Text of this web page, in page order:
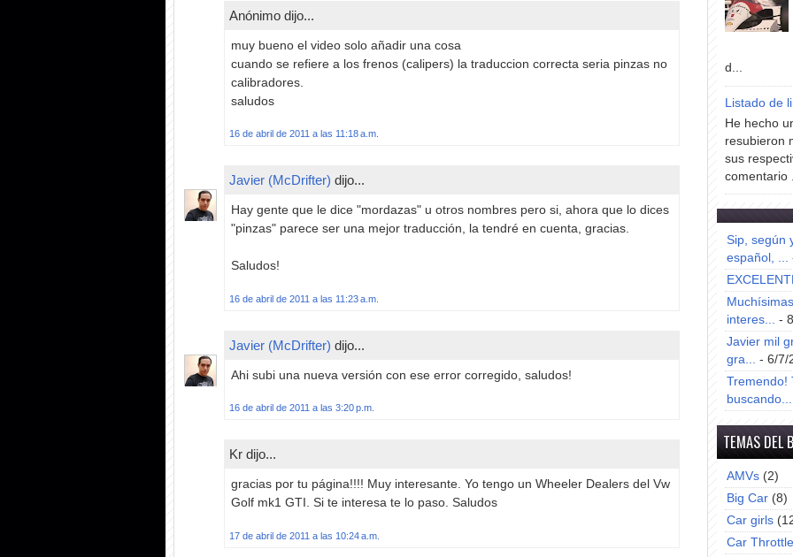
Anónimo dijo...
muy bueno el video solo añadir una cosa
cuando se refiere a los frenos (calipers) la traduccion correcta seria pinzas no
calibradores.
saludos
16 de abril de 2011 a las 11:18 a.m.
Javier (McDrifter) dijo...
Hay gente que le dice "mordazas" u otros nombres pero si, ahora que lo dices
"pinzas" parece ser una mejor traducción, la tendré en cuenta, gracias.
Saludos!
16 de abril de 2011 a las 11:23 a.m.
Javier (McDrifter) dijo...
Ahi subi una nueva versión con ese error corregido, saludos!
16 de abril de 2011 a las 3:20 p.m.
Kr dijo...
gracias por tu página!!!! Muy interesante. Yo tengo un Wheeler Dealers del Vw
Golf mk1 GTI. Si te interesa te lo paso. Saludos
17 de abril de 2011 a las 10:24 a.m.
d...
Listado de
He hecho
resubieron
sus
comentario
Sip, según
español, ...
interes... -
Javier mil
gra... - 6/7/
Tremendo!
buscando...
TEMAS DEL
AMVs (2)
Big Car (8)
Car girls
Car Throttle